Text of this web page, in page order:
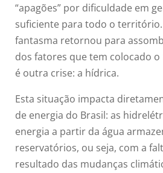
“apagões” por dificuldade em
suficiente para todo o território.
fantasma retornou para
dos fatores que tem colocado o
é outra crise: a hídrica.
Esta situação impacta
de energia do Brasil: as
energia a partir da água
reservatórios, ou seja, com a
resultado das mudanças